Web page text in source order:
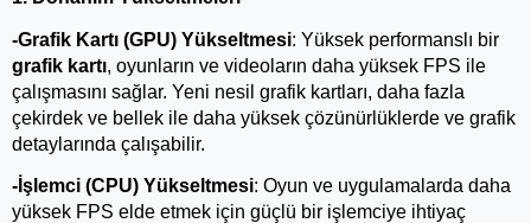
-Grafik Kartı (GPU) Yükseltmesi
grafik kartı, oyunların ve videoların daha yüksek FPS ile
çalışmasını sağlar. Yeni nesil grafik kartları, daha fazla
çekirdek ve bellek ile daha yüksek çözünürlüklerde ve grafik
detaylarında çalışabilir.
-İşlemci (CPU) Yükseltmesi: Oyun ve uygulamalarda daha
yüksek FPS elde etmek için güçlü bir işlemciye ihtiyaç